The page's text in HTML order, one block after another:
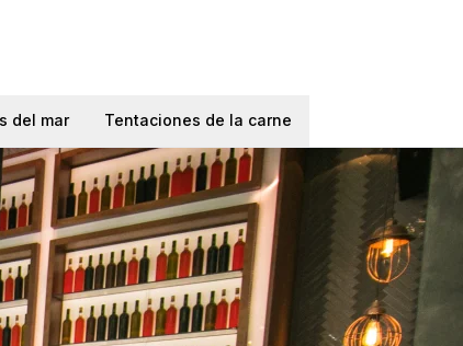
del mar Tentaciones de la carne